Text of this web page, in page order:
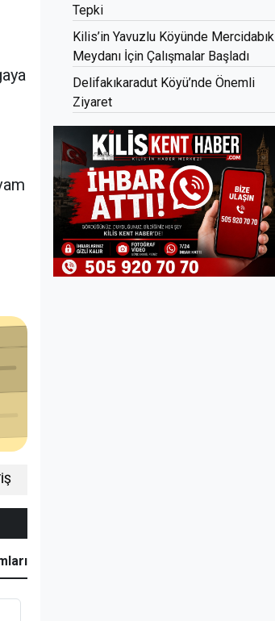
Tepki
Kilis’in Yavuzlu Köyünde Mercidabık
Meydanı İçin Çalışmalar Başladı
Delifakıkaradut Köyü’nde Önemli
Ziyaret